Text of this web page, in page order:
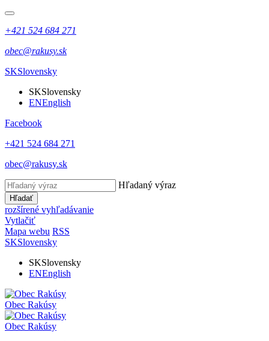
+421 524 684 271
obec@rakusy.sk
SKSlovensky
SKSlovensky
ENEnglish
Facebook
+421 524 684 271
obec@rakusy.sk
Hľadaný výraz
Hľadať
rozšírené vyhľadávanie
Vytlačiť
Mapa webu RSS
SKSlovensky
SKSlovensky
ENEnglish
Obec Rakúsy
Obec Rakúsy